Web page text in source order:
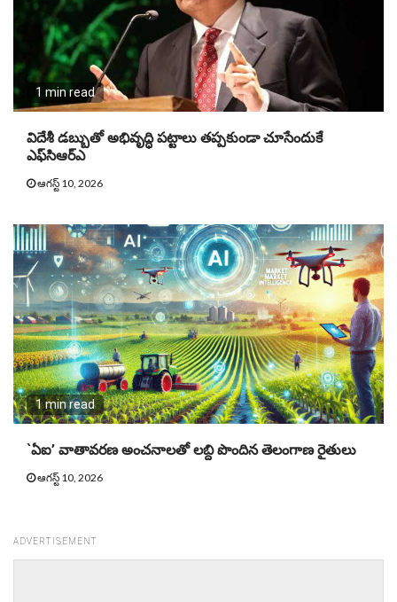
1 min read
విదేశీ డబ్బుతో అభివృద్ధి పట్టాలు తప్పకుండా చూసేందుకే
ఎఫ్‌సిఆర్‌ఎ
ఆగస్ట్ 10, 2026
1 min read
`ఏఐ’ వాతావరణ అంచనాలతో లబ్ది పొందిన తెలంగాణ రైతులు
ఆగస్ట్ 10, 2026
ADVERTISEMENT